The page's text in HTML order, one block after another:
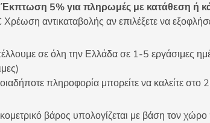
Έκπτωση 5% για πληρωμές με κατάθεση ή
αντικαταβολής αν επιλέξετε να
σε όλη την Ελλάδα σε 1-5 εργάσιμες
πληροφορία μπορείτε να καλείτε
βάρος υπολογίζεται με βάση τον χώρο